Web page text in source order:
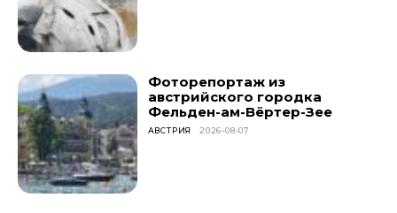
Фоторепортаж из
австрийского городка
Фельден-ам-Вёртер-Зее
АВСТРИЯ 2026-08-07